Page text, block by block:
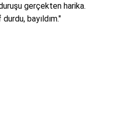
gerçekten harika.
bayıldım."